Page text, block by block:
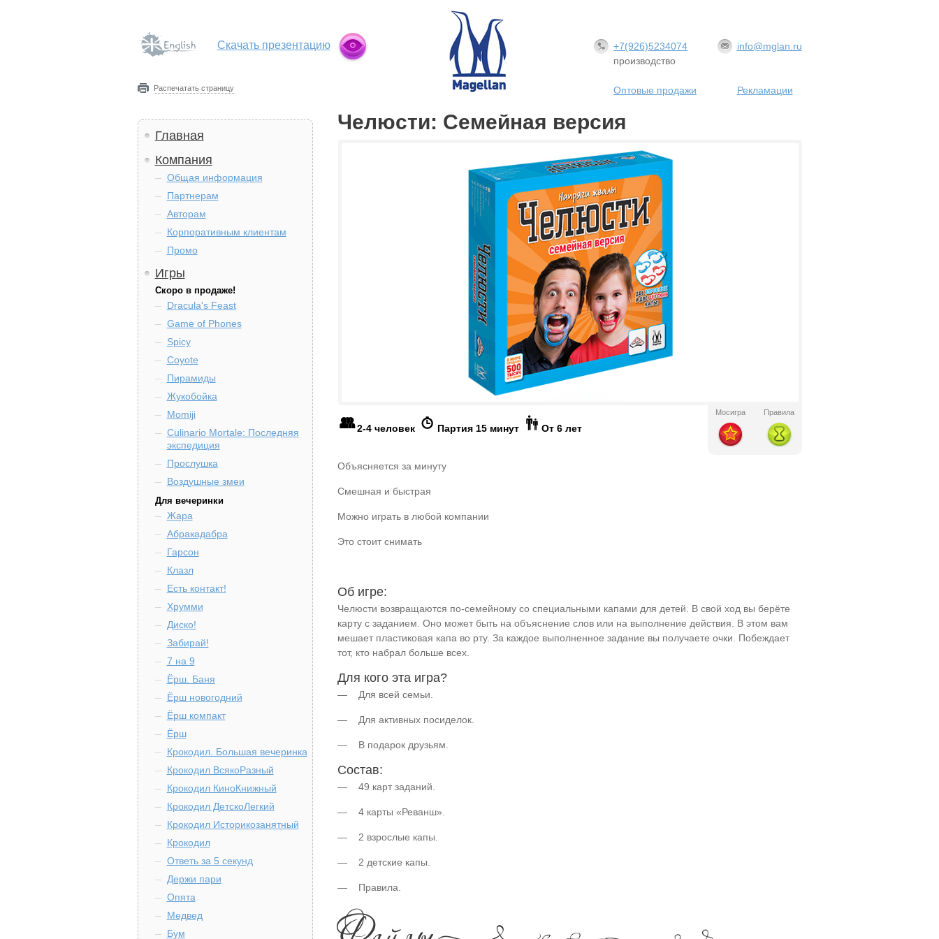
Скачать презентацию info@mglan.ru
Рекламации
+7(926)5234074
производство
Оптовые продажи
Распечатать страницу
Главная
Компания
Общая информация
Партнерам
Авторам
Корпоративным клиентам
Промо
Игры
Скоро в продаже!
Dracula's Feast
Game of Phones
Spicy
Coyote
Пирамиды
Жукобойка
Momiji
Culinario Mortale: Последняя
экспедиция
Прослушка
Воздушные змеи
Для вечеринки
Жара
Абракадабра
Гарсон
Клазл
Есть контакт!
Хрумми
Диско!
Забирай!
7 на 9
Ёрш. Баня
Ёрш новогодний
Ёрш компакт
Ёрш
Крокодил. Большая вечеринка
Крокодил ВсякоРазный
Крокодил КиноКнижный
Крокодил ДетскоЛегкий
Крокодил Историкозанятный
Крокодил
Ответь за 5 секунд
Держи пари
Опята
Медвед
Бум
Челюсти: Семейная версия
Мосигра Правила
2-4 человек Партия 15 минут От 6 лет
Объясняется за минуту
Смешная и быстрая
Можно играть в любой компании
Это стоит снимать
Об игре:
Челюсти возвращаются по-семейному со специальными капами для детей. В свой ход вы берёте
карту с заданием. Оно может быть на объяснение слов или на выполнение действия. В этом вам
мешает пластиковая капа во рту. За каждое выполненное задание вы получаете очки. Побеждает
тот, кто набрал больше всех.
Для кого эта игра?
— Для всей семьи.
— Для активных посиделок.
— В подарок друзьям.
Состав:
— 49 карт заданий.
— 4 карты «Реванш».
— 2 взрослые капы.
— 2 детские капы.
— Правила.